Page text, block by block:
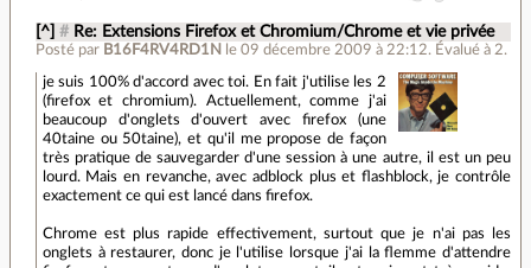
[^] # Re: Extensions Firefox et Chromium/Chrome et vie privée
Posté par B16F4RV4RD1N le 09 décembre 2009 à 22:12. Évalué à 2.
je suis 100% d'accord avec toi. En fait j'utilise les 2
(firefox et chromium). Actuellement, comme j'ai
beaucoup d'onglets d'ouvert avec firefox (une
40taine ou 50taine), et qu'il me propose de façon
très pratique de sauvegarder d'une session à une autre, il est un peu
lourd. Mais en revanche, avec adblock plus et flashblock, je contrôle
exactement ce qui est lancé dans firefox.
Chrome est plus rapide effectivement, surtout que je n'ai pas les
onglets à restaurer, donc je l'utilise lorsque j'ai la flemme d'attendre